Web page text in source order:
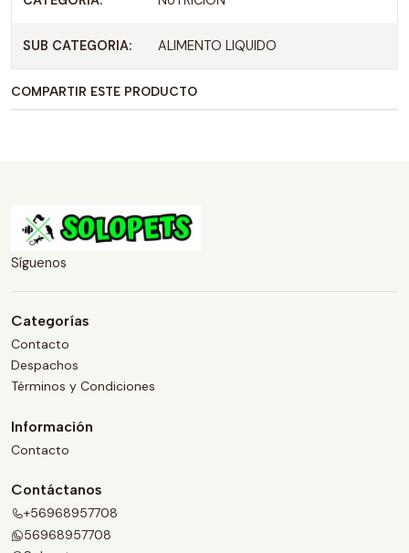
SUB CATEGORIA: ALIMENTO LIQUIDO
COMPARTIR ESTE PRODUCTO
Síguenos
Categorías
Contacto
Despachos
Términos y Condiciones
Información
Contacto
Contáctanos
+56968957708
56968957708